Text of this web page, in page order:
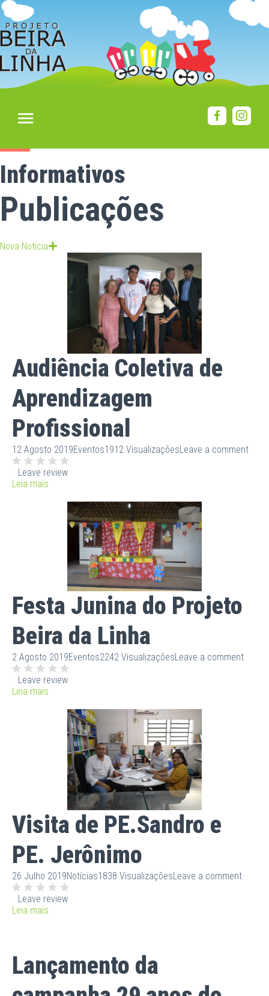
Informativos
Publicações
Nova Notícia
Audiência Coletiva de
Aprendizagem
Profissional
12 Agosto 2019Eventos1912 VisualizaçõesLeave a comment
Leave review
Leia mais
Festa Junina do Projeto
Beira da Linha
2 Agosto 2019Eventos2242 VisualizaçõesLeave a comment
Leave review
Leia mais
Visita de PE.Sandro e
PE. Jerônimo
26 Julho 2019Notícias1838 VisualizaçõesLeave a comment
Leave review
Leia mais
Lançamento da